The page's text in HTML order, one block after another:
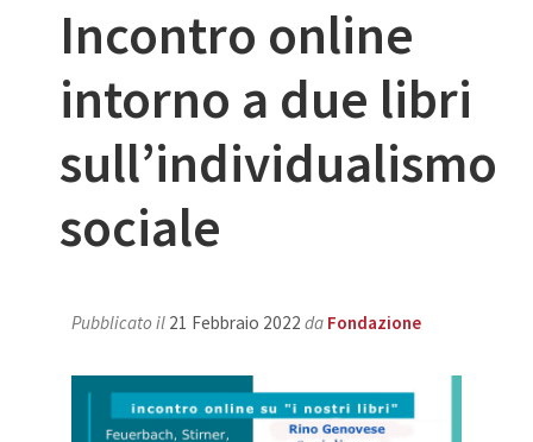
Incontro online
intorno a due libri
sull’individualismo
sociale
Pubblicato il 21 Febbraio 2022 da Fondazione